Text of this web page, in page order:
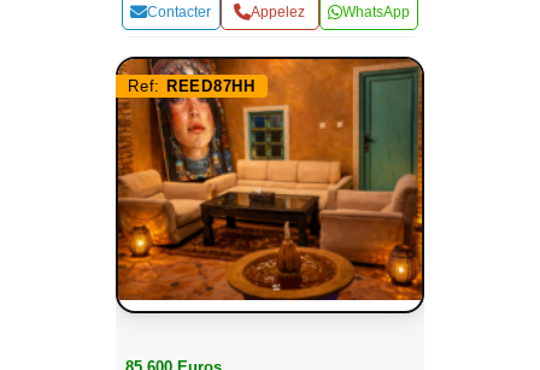
Contacter Appelez WhatsApp
Ref: REED87HH